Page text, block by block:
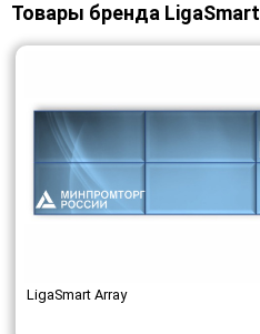
Товары бренда LigaSmart
LigaSmart Array